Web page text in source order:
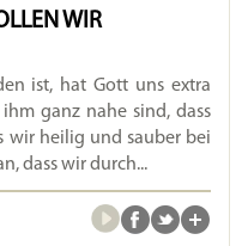
WIR
ist, hat Gott uns extra
ganz nahe sind, dass
wir heilig und sauber bei
dass wir durch...